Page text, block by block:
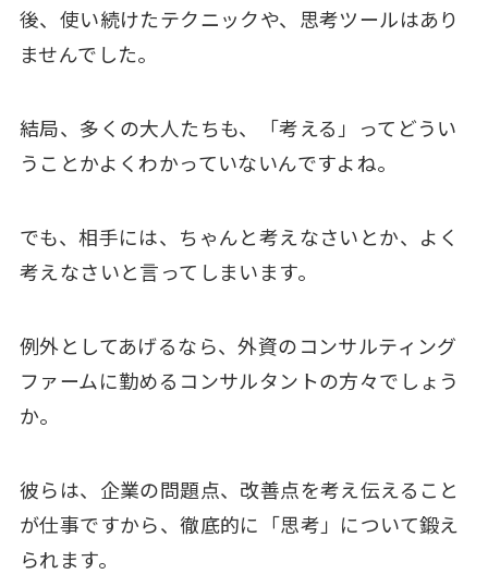
後、使い続けたテクニックや、思考ツールはあり
ませんでした。
結局、多くの大人たちも、「考える」ってどうい
うことかよくわかっていないんですよね。
でも、相手には、ちゃんと考えなさいとか、よく
考えなさいと言ってしまいます。
例外としてあげるなら、外資のコンサルティング
ファームに勤めるコンサルタントの方々でしょう
か。
彼らは、企業の問題点、改善点を考え伝えること
が仕事ですから、徹底的に「思考」について鍛え
られます。